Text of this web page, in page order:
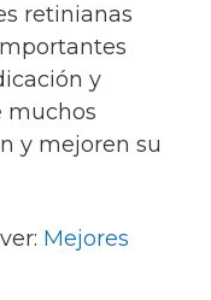
retinianas
y
muchos
y mejoren su
Mejores